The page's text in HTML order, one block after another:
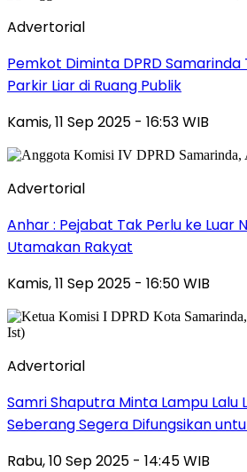
Advertorial
Pemkot Diminta DPRD
Parkir Liar di Ruang Publik
Kamis, 11 Sep 2025 - 16:53 WIB
Advertorial
Anhar : Pejabat Tak Perlu ke Luar
Utamakan Rakyat
Kamis, 11 Sep 2025 - 16:50 WIB
Advertorial
Samri Shaputra Minta Lampu Lalu
Seberang Segera Difungsikan
Rabu, 10 Sep 2025 - 14:45 WIB